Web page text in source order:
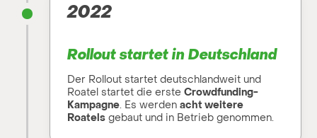
2022
Rollout startet in Deutschland
Der Rollout startet deutschlandweit und
Roatel startet die ersteCrowdfunding-
Kampagne. Es werdenacht weitere
Roatels gebaut und in Betrieb genommen.